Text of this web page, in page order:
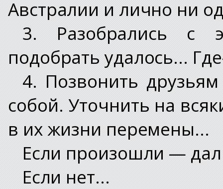
Австралии и лично ни
3. Разобрались с
подобрать удалось...
4. Позвонить
собой. Уточнить на
в их жизни перемены...
Если произошли —
Если нет...